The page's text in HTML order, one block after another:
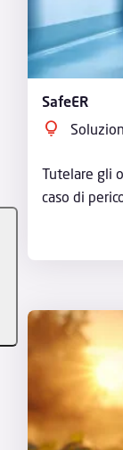
SafeER
Tutelare gli
caso di